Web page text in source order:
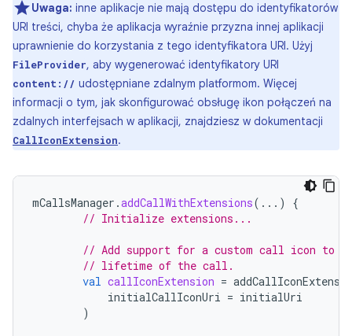
Uwaga: inne aplikacje nie mają dostępu do identyfikatorów
URI treści, chyba że aplikacja wyraźnie przyzna innej aplikacji
uprawnienie do korzystania z tego identyfikatora URI. Użyj
FileProvider, aby wygenerować identyfikatory URI
content:// udostępniane zdalnym platformom. Więcej
informacji o tym, jak skonfigurować obsługę ikon połączeń na
zdalnych interfejsach w aplikacji, znajdziesz w dokumentacji
CallIconExtension.
mCallsManager .addCallWithExtensions(...)
{
// Initialize extensions...
// Add support for a custom call icon to
// lifetime of the call.
val callIconExtension =
initialCallIconUri = initialUri
)